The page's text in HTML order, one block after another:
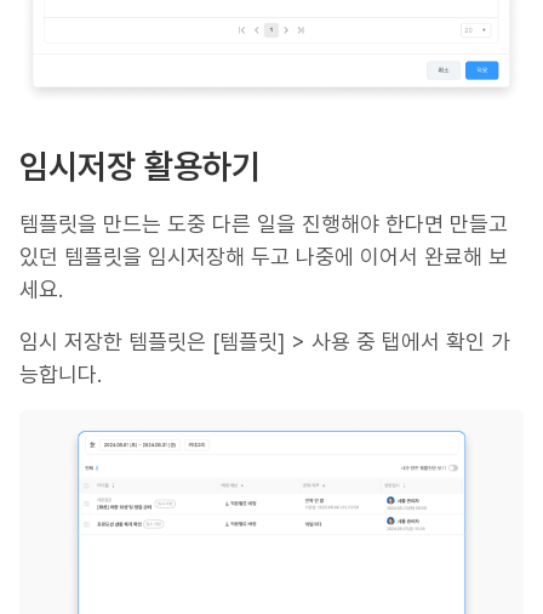
임시저장 활용하기
템플릿을 만드는 도중 다른 일을 진행해야 한다면 만들고
있던 템플릿을 임시저장해 두고 나중에 이어서 완료해 보
세요.
임시 저장한 템플릿은 [템플릿] > 사용 중 탭에서 확인 가
능합니다.